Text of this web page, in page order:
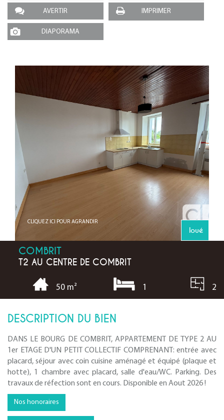
AVERTIR IMPRIMER
DIAPORAMA
CLIQUEZ ICI POUR AGRANDIR
loué
COMBRIT
T2 AU CENTRE DE COMBRIT
50 m² 1 2
DESCRIPTION DU BIEN
DANS LE BOURG DE COMBRIT, APPARTEMENT DE TYPE 2 AU
1er ETAGE D'UN PETIT COLLECTIF COMPRENANT: entrée avec
placard, séjour avec coin cuisine aménagé et équipé (plaque et
hotte), 1 chambre avec placard, salle d'eau/WC. Parking. Des
travaux de réfection sont en cours. Disponible en Aout 2026 !
Nos honoraires